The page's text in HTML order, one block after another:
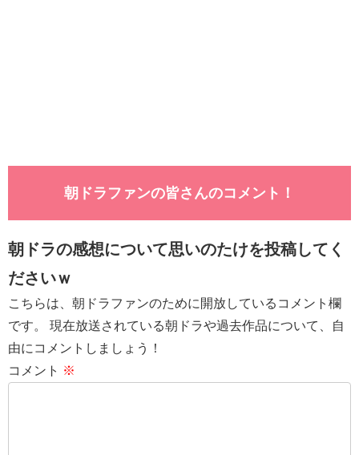
朝ドラファンの皆さんのコメント！
朝ドラの感想について思いのたけを投稿してく
ださいｗ
こちらは、朝ドラファンのために開放しているコメント欄
です。 現在放送されている朝ドラや過去作品について、自
由にコメントしましょう！
コメント ※